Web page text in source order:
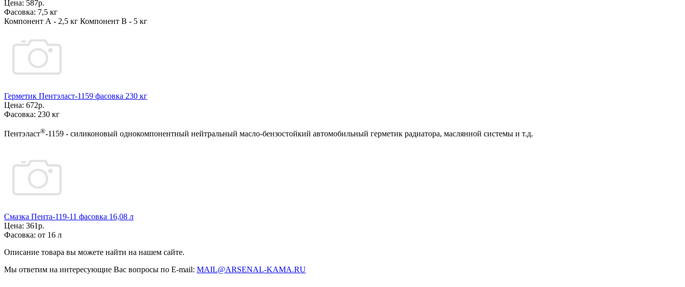
Цена: 587р.
Фасовка: 7,5 кг
Компонент А - 2,5 кг Компонент В - 5 кг
Герметик Пентэласт-1159 фасовка 230 кг
Цена: 672р.
Фасовка: 230 кг
Пентэласт®-1159 - силиконовый однокомпонентный нейтральный масло-бензостойкий автомобильный герметик радиатора, маслянной системы и т.д.
Смазка Пента-119-11 фасовка 16,08 л
Цена: 361р.
Фасовка: от 16 л
Описание товара вы можете найти на нашем сайте.
Мы ответим на интересующие Вас вопросы по E-mail: MAIL@ARSENAL-KAMA.RU